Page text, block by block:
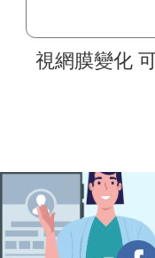
視網膜變化